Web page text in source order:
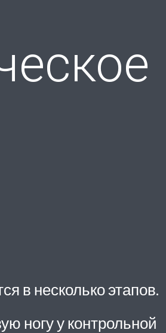
в несколько этапов.
ногу у контрольной